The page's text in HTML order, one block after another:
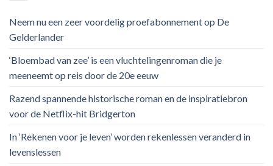
Neem nu een zeer voordelig proefabonnement op De
Gelderlander
‘Bloembad van zee’ is een vluchtelingenroman die je
meeneemt op reis door de 20e eeuw
Razend spannende historische roman en de inspiratiebron
voor de Netflix-hit Bridgerton
In ‘Rekenen voor je leven’ worden rekenlessen veranderd in
levenslessen